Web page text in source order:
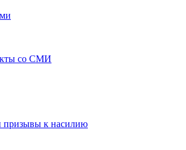
со СМИ
призывы к насилию